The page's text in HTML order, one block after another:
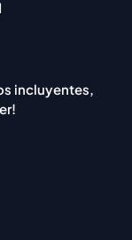
incluyentes,